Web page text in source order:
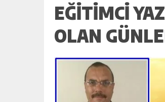
EĞITIMCI
OLAN